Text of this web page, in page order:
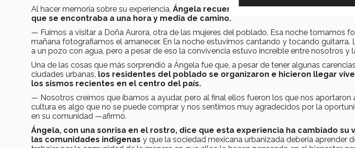
Al hacer memoria sobre su experiencia, Ángela recuerda una visita que hicieron a
que se encontraba a una hora y media de camino.
— Fuimos a visitar a Doña Aurora, otra de las mujeres del poblado. Esa noche tomamos
mañana fotografiamos el amanecer. En la noche estuvimos cantando y tocando guitarra.
a un pozo con agua, pero a pesar de eso la convivencia estuvo increíble entre nosotros y
Una de las cosas que más sorprendió a Ángela fue que, a pesar de tener algunas
ciudades urbanas, los residentes del poblado se organizaron e hicieron llegar
los sismos recientes en el centro del país.
— Nosotros creímos que íbamos a ayudar, pero al final ellos fueron los que nos aportaron
cultura es algo que no se puede comprar y nos sentimos muy agradecidos por la
en su comunidad —afirmó.
Ángela, con una sonrisa en el rostro, dice que esta experiencia ha cambiado su
las comunidades indígenas y que la sociedad mexicana urbanizada debería aprender